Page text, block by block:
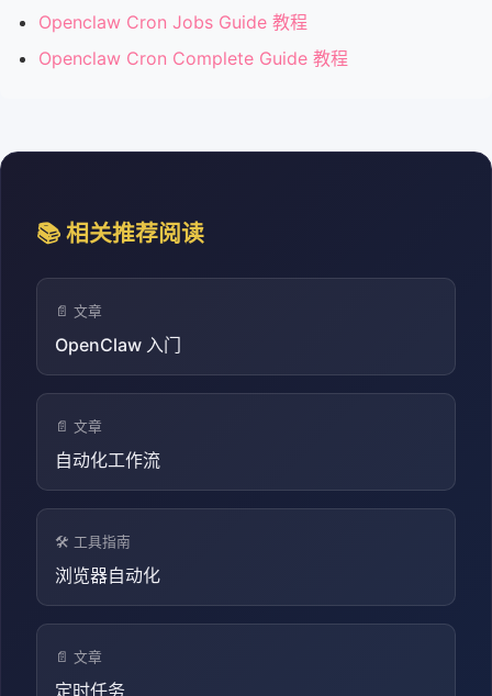
Openclaw Cron Jobs Guide 教程
Openclaw Cron Complete Guide 教程
📚 相关推荐阅读
📄 文章
OpenClaw 入门
📄 文章
自动化工作流
🛠️ 工具指南
浏览器自动化
📄 文章
定时任务